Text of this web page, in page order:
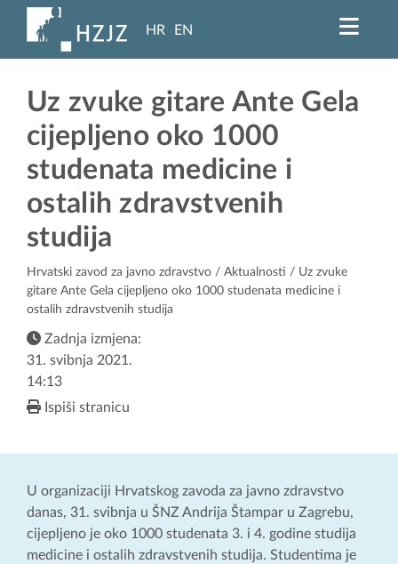
HR EN
Uz zvuke gitare Ante Gela
cijepljeno oko 1000
studenata medicine i
ostalih zdravstvenih
studija
Hrvatski zavod za javno zdravstvo / Aktualnosti / Uz zvuke
gitare Ante Gela cijepljeno oko 1000 studenata medicine i
ostalih zdravstvenih studija
Zadnja izmjena:
31. svibnja 2021.
14:13
Ispiši stranicu
U organizaciji Hrvatskog zavoda za javno zdravstvo
danas, 31. svibnja u ŠNZ Andrija Štampar u Zagrebu,
cijepljeno je oko 1000 studenata 3. i 4. godine studija
medicine i ostalih zdravstvenih studija. Studentima je